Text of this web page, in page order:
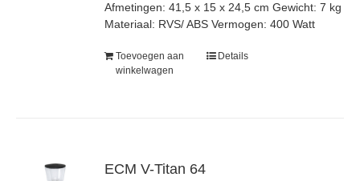
Afmetingen: 41,5 x 15 x 24,5 cm Gewicht: 7 kg
Materiaal: RVS/ ABS Vermogen: 400 Watt
Toevoegen aan
winkelwagen
Details
ECM V-Titan 64